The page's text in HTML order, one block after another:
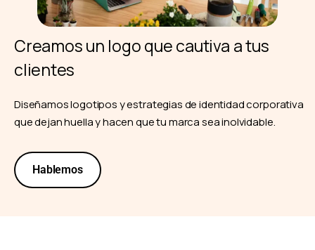
Creamos un logo que cautiva a tus
clientes
Diseñamos logotipos y estrategias de identidad corporativa
que dejan huella y hacen que tu marca sea inolvidable.
Hablemos